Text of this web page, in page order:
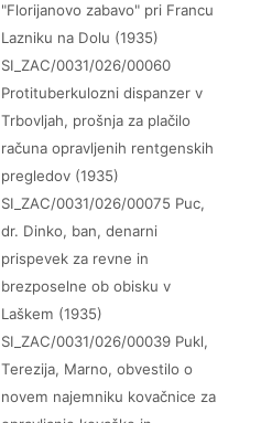
"Florijanovo zabavo" pri Francu
Lazniku na Dolu (1935)
SI_ZAC/0031/026/00060
Protituberkulozni dispanzer v
Trbovljah, prošnja za plačilo
računa opravljenih rentgenskih
pregledov (1935)
SI_ZAC/0031/026/00075 Puc,
dr. Dinko, ban, denarni
prispevek za revne in
brezposelne ob obisku v
Laškem (1935)
SI_ZAC/0031/026/00039 Pukl,
Terezija, Marno, obvestilo o
novem najemniku kovačnice za